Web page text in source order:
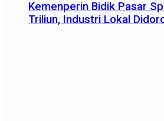
Kemenperin Bidik Pasar
Triliun, Industri Lokal